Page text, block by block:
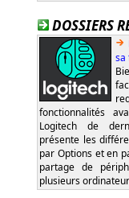
DOSSIERS
sa
fonctionnalités
Logitech de
présente les
par Options et en
partage de
plusieurs